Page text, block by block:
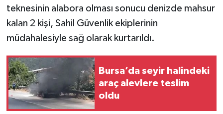
teknesinin alabora olması sonucu denizde mahsur
kalan 2 kişi, Sahil Güvenlik ekiplerinin
müdahalesiyle sağ olarak kurtarıldı.
Bursa’da seyir halindeki
araç alevlere teslim
oldu